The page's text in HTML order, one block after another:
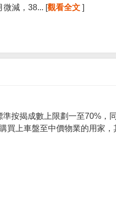
微減，38... [觀看全文 ]
按揭成數上限劃一至70%
買上車盤至中價物業的用家